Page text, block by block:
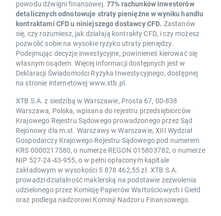
powodu dźwigni finansowej. 77% rachunków inwestorów
detalicznych odnotowuje straty pieniężne w wyniku handlu
kontraktami CFD u niniejszego dostawcy CFD. Zastanów
się, czy rozumiesz, jak działają kontrakty CFD, i czy możesz
pozwolić sobie na wysokie ryzyko utraty pieniędzy.
Podejmując decyzje inwestycyjne, powinieneś kierować się
własnym osądem. Więcej informacji dostępnych jest w
Deklaracji Świadomości Ryzyka Inwestycyjnego, dostępnej
na stronie internetowej www.xtb.pl.
XTB S.A. z siedzibą w Warszawie, Prosta 67, 00-838
Warszawa, Polska, wpisana do rejestru przedsiębiorców
Krajowego Rejestru Sądowego prowadzonego przez Sąd
Rejonowy dla m.st. Warszawy w Warszawie, XIII Wydział
Gospodarczy Krajowego Rejestru Sądowego pod numerem
KRS 0000217580, o numerze REGON 015803782, o numerze
NIP 527-24-43-955, o w pełni opłaconym kapitale
zakładowym w wysokości 5 878 462,55 zł. XTB S.A.
prowadzi działalność maklerską na podstawie zezwolenia
udzielonego przez Komisję Papierów Wartościowych i Giełd
oraz podlega nadzorowi Komisji Nadzoru Finansowego.